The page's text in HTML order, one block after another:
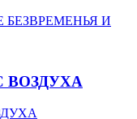
ВОЗДУХА